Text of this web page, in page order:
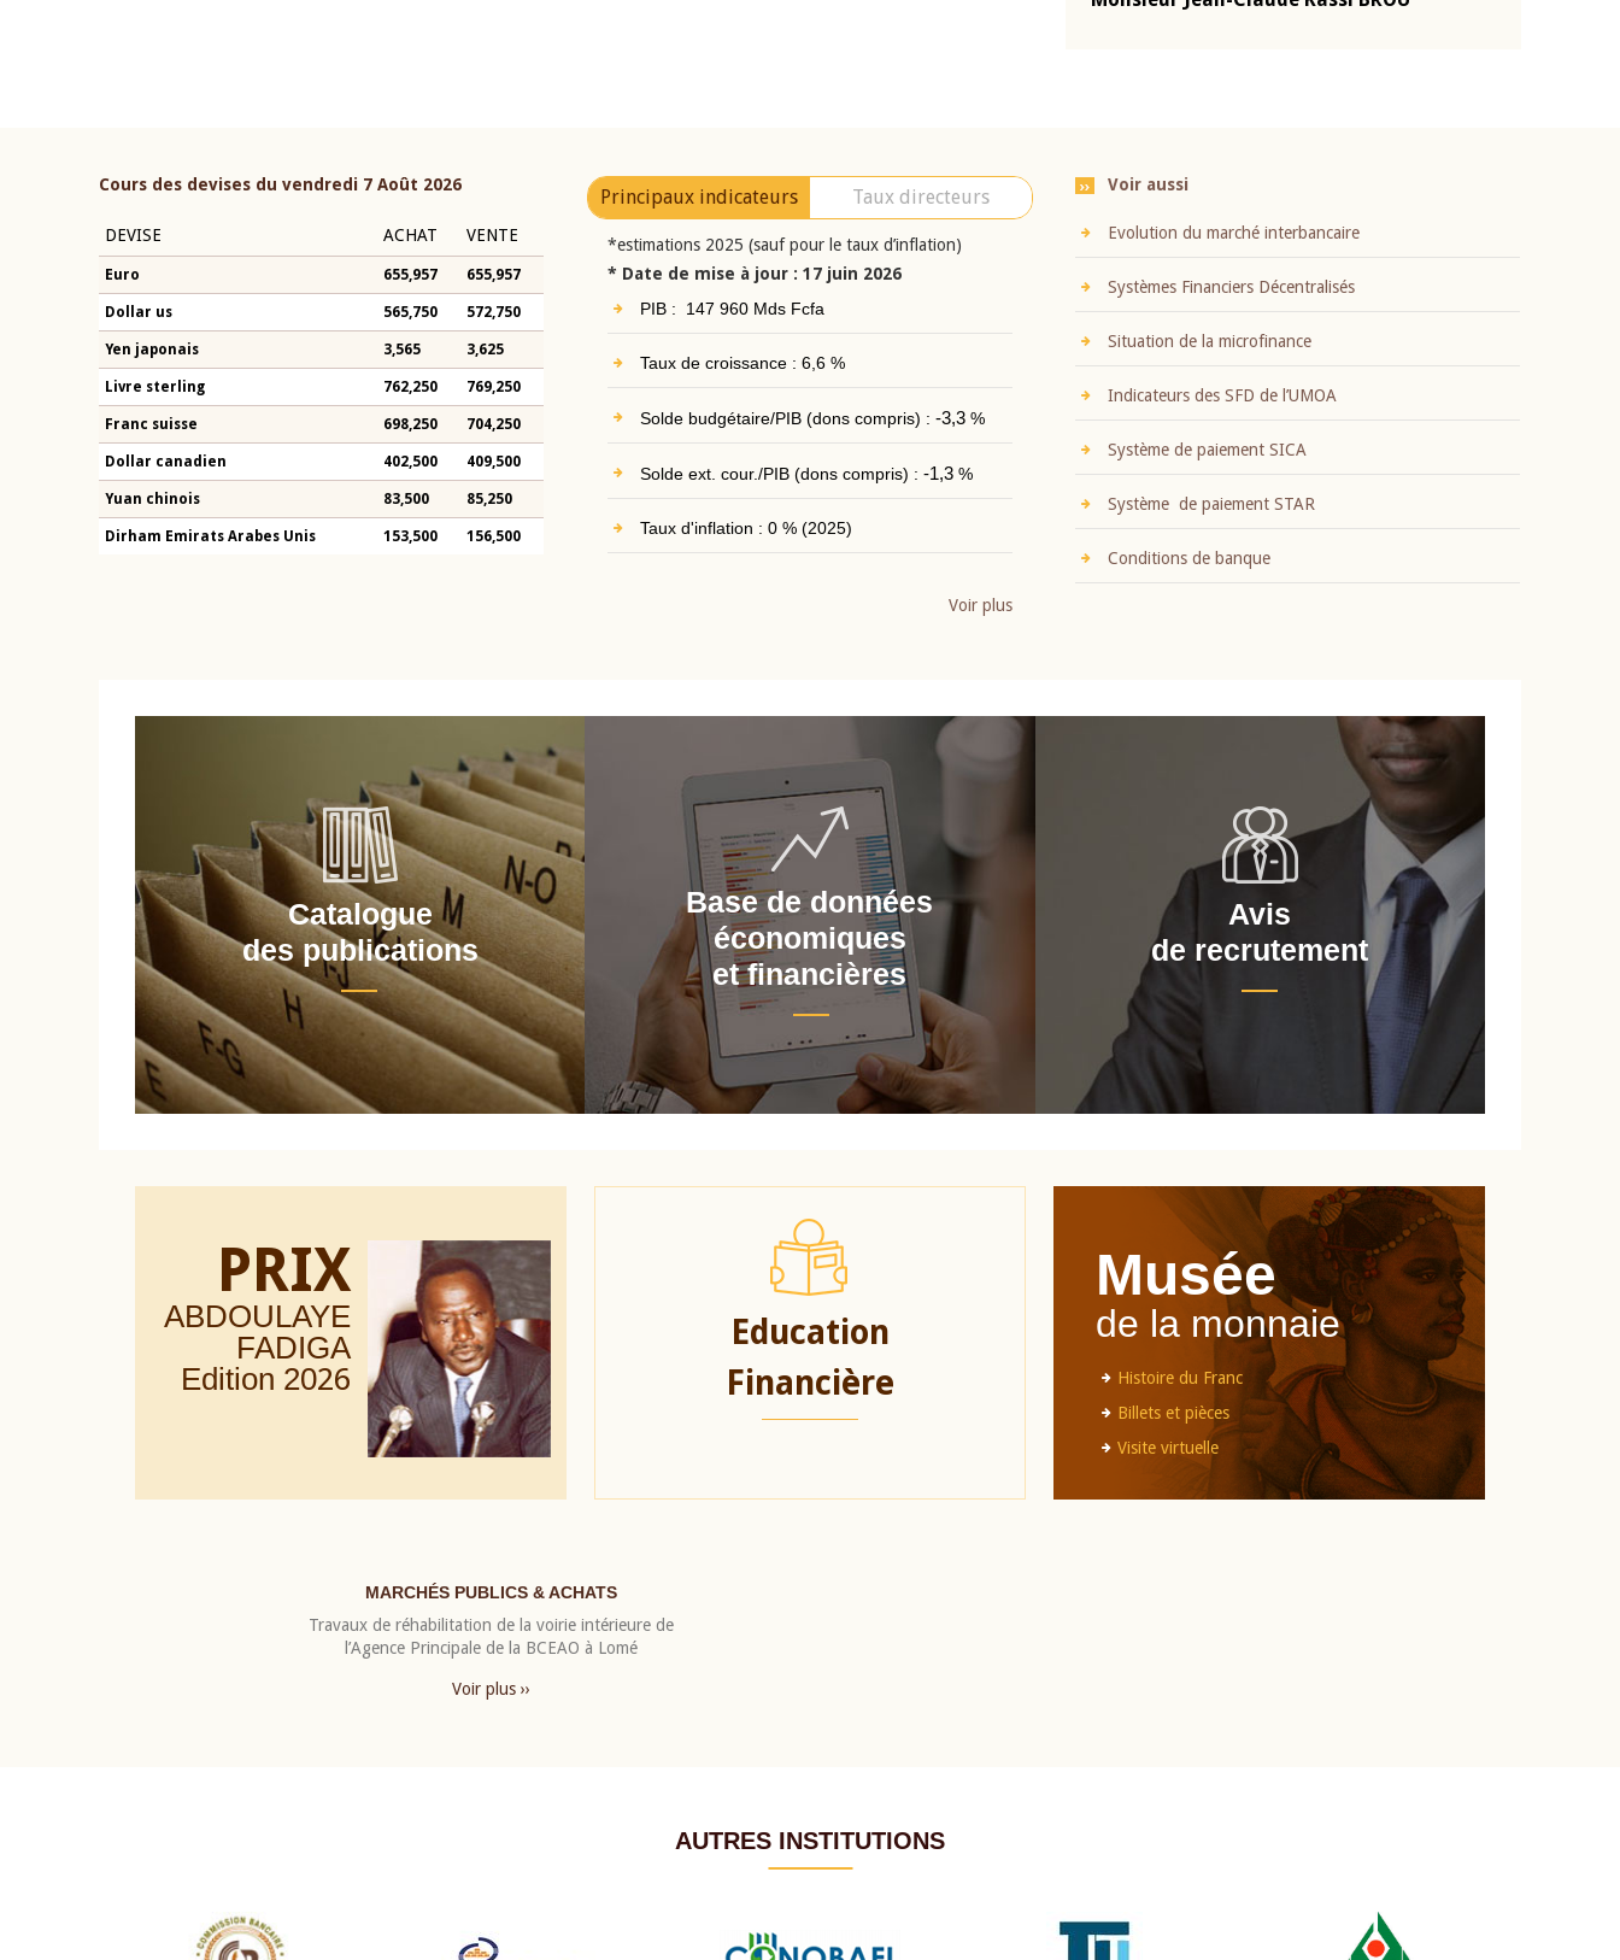
Cours des devises du vendredi 7 Août 2026
DEVISE ACHAT VENTE
Euro 655,957 655,957
Dollar us 565,750 572,750
Yen japonais 3,565 3,625
Livre sterling 762,250 769,250
Franc suisse 698,250 704,250
Dollar canadien 402,500 409,500
Yuan chinois 83,500 85,250
Dirham Emirats Arabes Unis 153,500 156,500
Principaux indicateurs Taux directeurs
*estimations 2025 (sauf pour le taux d’inflation)
* Date de mise à jour : 17 juin 2026
PIB : 147 960 Mds Fcfa
Taux de croissance : 6,6 %
Solde budgétaire/PIB (dons compris) : -3,3%
Solde ext. cour./PIB (dons compris) : -1,3%
Taux d'inflation : 0 % (2025)
Voir plus
Voir aussi
Evolution du marché interbancaire
Systèmes Financiers Décentralisés
Situation de la microfinance
Indicateurs des SFD de l’UMOA
Système de paiement SICA
Système de paiement STAR
Conditions de banque
Catalogue
des publications
Base de données
économiques
et financières
Avis
de recrutement
PRIX
ABDOULAYE
FADIGA
Edition 2026
Education
Financière
Musée
de la monnaie
Histoire du Franc
Billets et pièces
Visite virtuelle
MARCHÉS PUBLICS & ACHATS
Travaux de réhabilitation de la voirie intérieure de
l’Agence Principale de la BCEAO à Lomé
Voir plus ››
AUTRES INSTITUTIONS